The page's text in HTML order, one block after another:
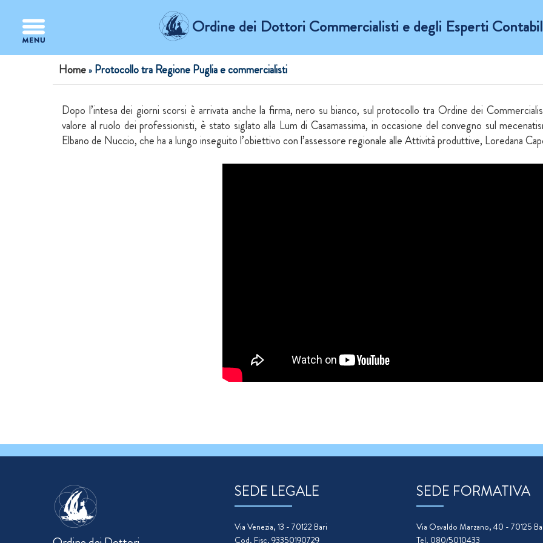
Ordine dei Dottori Commercialisti e degli Esperti
Tu sei qui
Home » Protocollo tra Regione Puglia e commercialisti
Dopo l’intesa dei giorni scorsi è arrivata anche la firma, nero su bianco, sul protocollo tra Ordine dei
valore al ruolo dei professionisti, è stato siglato alla Lum di Casamassima, in occasione del convegno sul
Elbano de Nuccio, che ha a lungo inseguito l’obiettivo con l’assessore regionale alle Attività produttive, Loredana
SEDE LEGALE
Via Venezia, 13 - 70122 Bari
Cod. Fisc. 93350190729
SEDE FORMATIVA
Via Osvaldo Marzano, 40 - 70125
Tel. 080/5010433